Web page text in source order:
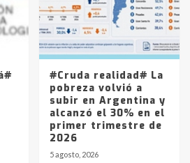
de los combustibles en
desde YPF hasta Axion
a 1338 pesos
#Cruda realidad# La
pobreza volvió a
subir en Argentina y
alcanzó el 30% en el
primer trimestre de
2026
5 agosto, 2026